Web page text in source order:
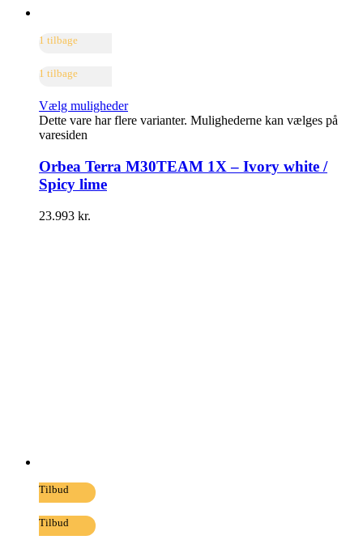
1 tilbage
1 tilbage
Vælg muligheder
Dette vare har flere varianter. Mulighederne kan vælges på
varesiden
Orbea Terra M30TEAM 1X – Ivory white /
Spicy lime
23.993 kr.
Tilbud
Tilbud